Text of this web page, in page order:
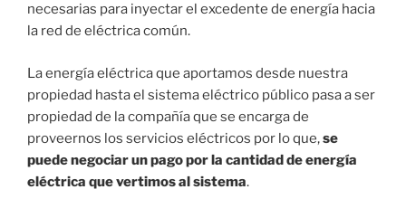
necesarias para inyectar el excedente de energía hacia
la red de eléctrica común.
La energía eléctrica que aportamos desde nuestra
propiedad hasta el sistema eléctrico público pasa a ser
propiedad de la compañía que se encarga de
proveernos los servicios eléctricos por lo que,se
puede negociar un pago por la cantidad de energía
eléctrica que vertimos al sistema.